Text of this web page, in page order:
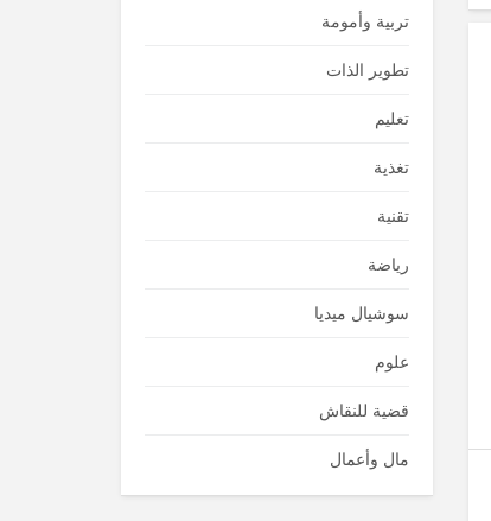
تربية وأمومة
تطوير الذات
تعليم
تغذية
تقنية
رياضة
سوشيال ميديا
علوم
قضية للنقاش
مال وأعمال